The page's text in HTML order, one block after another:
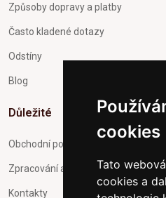
cookies
Tato
cookies a
Způsoby dopravy a platby
Často kladené dotazy
Odstíny
Blog
Důležité
Obchodní podmínky
Zpracování a ochrana osobních
Kontakty